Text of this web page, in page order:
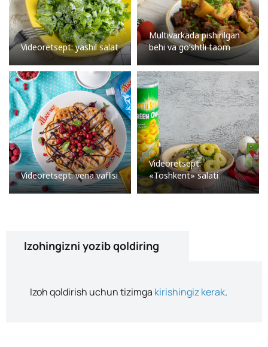
Videoretsept: yashil salat
Multivarkada pishirilgan
behi va go’shtli taom
Videoretsept: vena vaflisi
Videoretsept:
«Toshkent» salati
Izohingizni yozib qoldiring
Izoh qoldirish uchun tizimga kirishingiz kerak.